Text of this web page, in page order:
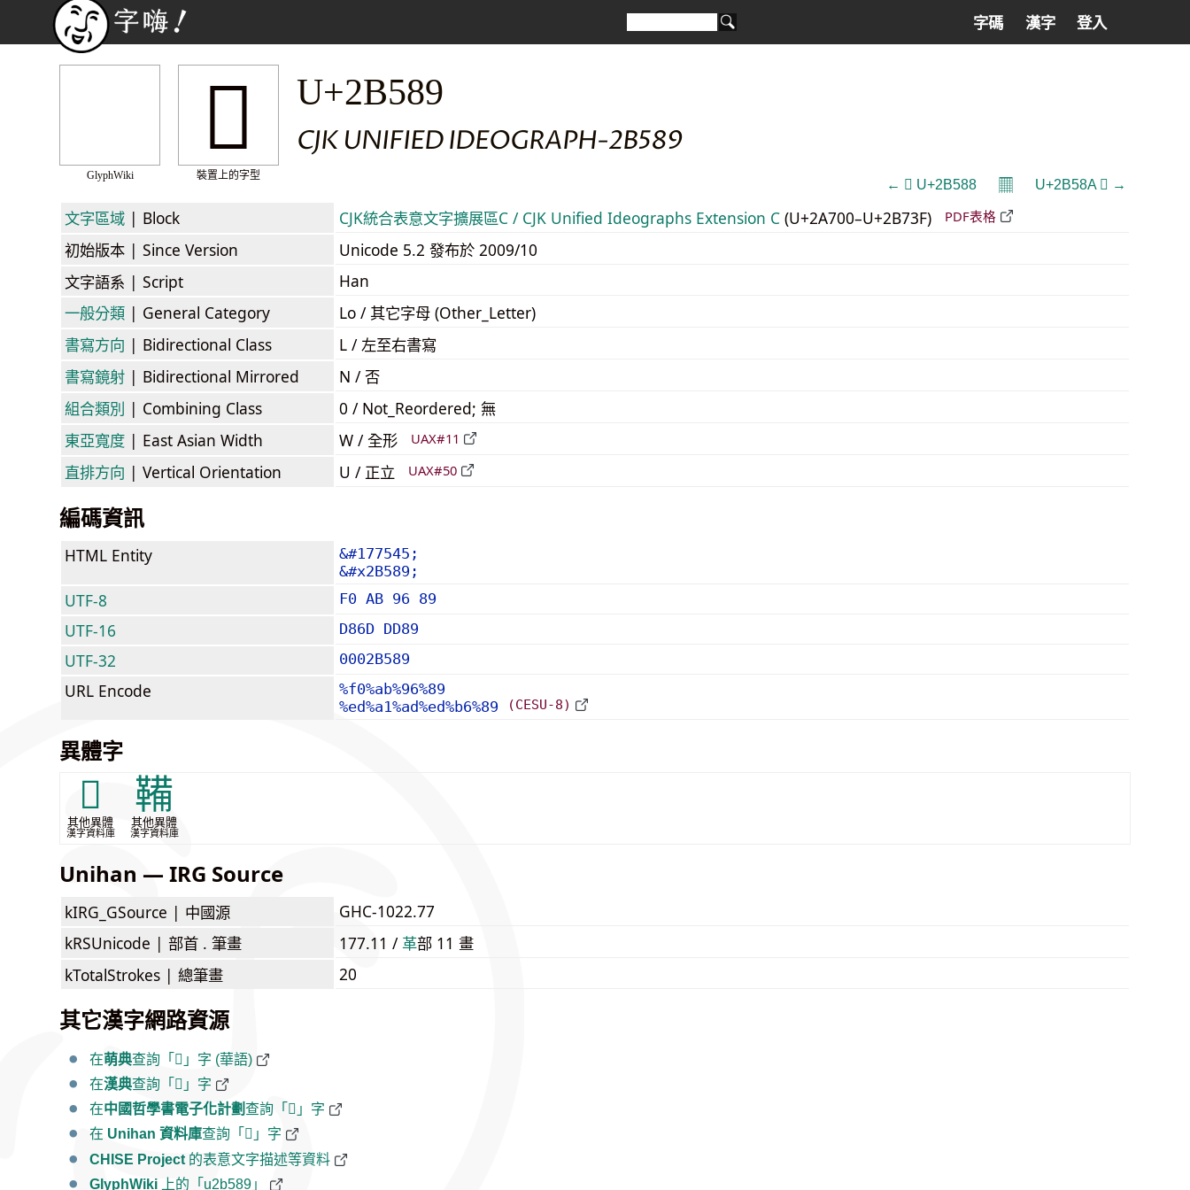
字碼 漢字 登入
GlyphWiki
𫖉
裝置上的字型
U+2B589
CJK UNIFIED IDEOGRAPH-2B589
← 𫖈 U+2B588 𝄜 U+2B58A 𫖊 →
文字區域 | Block CJK統合表意文字擴展區C / CJK Unified Ideographs Extension C (U+2A700–U+2B73F) PDF表格
初始版本 | Since Version
Unicode 5.2 發布於 2009/10
文字語系 | Script
Han
一般分類 | General Category
Lo / 其它字母 (Other_Letter)
書寫方向 | Bidirectional Class
L / 左至右書寫
書寫鏡射 | Bidirectional Mirrored
N / 否
組合類別 | Combining Class
0 / Not_Reordered; 無
東亞寬度 | East Asian Width W / 全形 UAX#11
直排方向 | Vertical Orientation U / 正立 UAX#50
編碼資訊
HTML Entity
&#177545;
&#x2B589;
UTF-8 F0 AB 96 89
UTF-16 D86D DD89
UTF-32 0002B589
URL Encode
%f0%ab%96%89
%ed%a1%ad%ed%b6%89
(CESU-8)
異體字
𩍁
其他異體
漢字資料庫
鞴
其他異體
漢字資料庫
Unihan — IRG Source
kIRG_GSource | 中國源
GHC-1022.77
kRSUnicode | 部首 . 筆畫 177.11 /⾰部 11 畫
kTotalStrokes | 總筆畫 20
其它漢字網路資源
在萌典查詢「𫖉」字 (華語)
在漢典查詢「𫖉」字
在中國哲學書電子化計劃 查詢「𫖉」字
在 Unihan 資料庫查詢「𫖉」字
CHISE Project 的表意文字描述等資料
GlyphWiki 上的「u2b589」